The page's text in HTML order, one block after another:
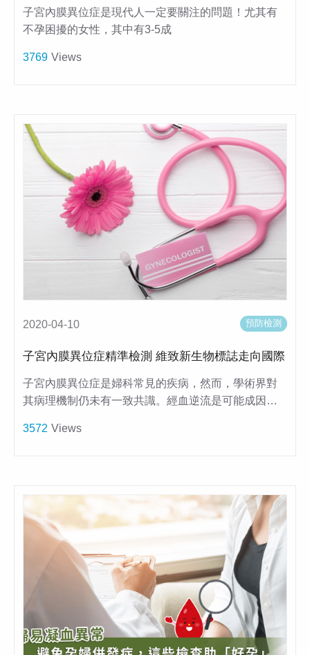
子宮內膜異位症是現代人一定要關注的問題！尤其有
不孕困擾的女性，其中有3-5成
3769 Views
2020-04-10 預防檢測
子宮內膜異位症精準檢測 維致新生物標誌走向國際
子宮內膜異位症是婦科常見的疾病，然而，學術界對
其病理機制仍未有一致共識。經血逆流是可能成因…
3572 Views